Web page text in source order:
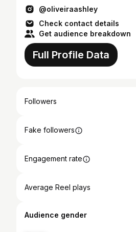
@oliveiraashley
Check contact details
Get audience breakdown
Full Profile Data
Followers
Fake followers
Engagement rate
Average Reel plays
Audience gender